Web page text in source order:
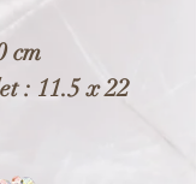
cm
: 11.5 x 22